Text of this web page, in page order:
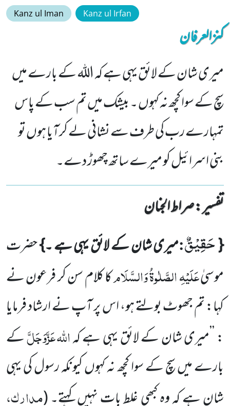
Kanz ul Iman Kanz ul Irfan
کنزالعرفان
میری شان کے لائق یہی ہے کہ اللہ کے بارے میں
سچ کے سوا کچھ نہ کہوں ۔ بیشک میں تم سب کے پاس
تمہارے رب کی طرف سے نشانی لے کرآیا ہوں تو
بنی اسرائیل کو میرے ساتھ چھوڑ دے۔
تفسیر : ‎صراط الجنان
{حَقِیْقٌ:میری شان کے لائق یہی ہے ۔}حضرت
موسیٰعَلَیْہِ الصَّلٰوۃُ وَالسَّلَامکا کلام سن کر فرعون نے
کہا: تم جھوٹ بولتےہو، اس پر آپ نے ارشادفرمایا
: ’’میری شان کے لائقیہی ہے کہاللہعَزَّوَجَلَّکے
بارے میں سچ کے سوا کچھ نہ کہوں کیونکہرسول کی یہی
شان ہےکہ وہ کبھی غلط بات نہیں کہتے۔(مدارک،